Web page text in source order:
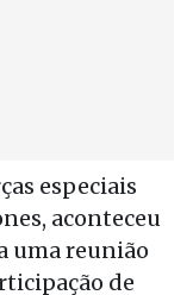
especiais
aconteceu
uma reunião
de